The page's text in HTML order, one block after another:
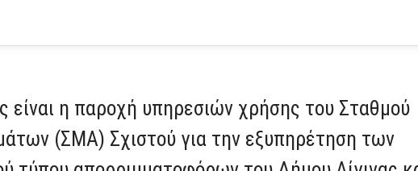
είναι η παροχή υπηρεσιών χρήσης του Σταθμού
(ΣΜΑ) Σχιστού για την εξυπηρέτηση των